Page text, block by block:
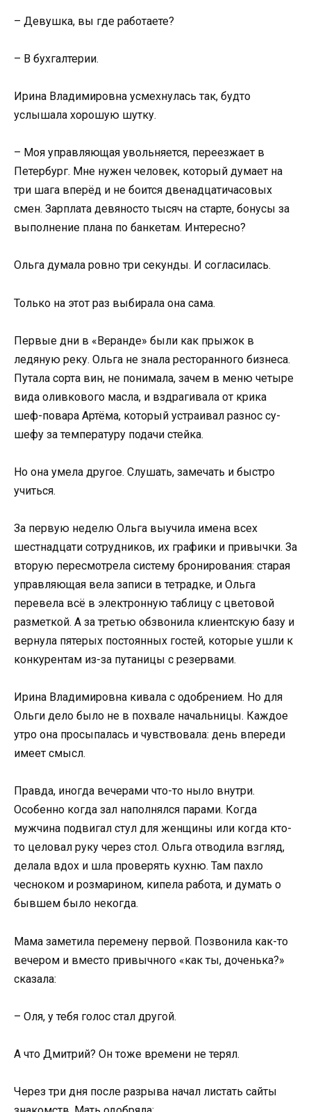
– Девушка, вы где работаете?
– В бухгалтерии.
Ирина Владимировна усмехнулась так, будто
услышала хорошую шутку.
– Моя управляющая увольняется, переезжает в
Петербург. Мне нужен человек, который думает на
три шага вперёд и не боится двенадцатичасовых
смен. Зарплата девяносто тысяч на старте, бонусы за
выполнение плана по банкетам. Интересно?
Ольга думала ровно три секунды. И согласилась.
Только на этот раз выбирала она сама.
Первые дни в «Веранде» были как прыжок в
ледяную реку. Ольга не знала ресторанного бизнеса.
Путала сорта вин, не понимала, зачем в меню четыре
вида оливкового масла, и вздрагивала от крика
шеф-повара Артёма, который устраивал разнос су-
шефу за температуру подачи стейка.
Но она умела другое. Слушать, замечать и быстро
учиться.
За первую неделю Ольга выучила имена всех
шестнадцати сотрудников, их графики и привычки. За
вторую пересмотрела систему бронирования: старая
управляющая вела записи в тетрадке, и Ольга
перевела всё в электронную таблицу с цветовой
разметкой. А за третью обзвонила клиентскую базу и
вернула пятерых постоянных гостей, которые ушли к
конкурентам из-за путаницы с резервами.
Ирина Владимировна кивала с одобрением. Но для
Ольги дело было не в похвале начальницы. Каждое
утро она просыпалась и чувствовала: день впереди
имеет смысл.
Правда, иногда вечерами что-то ныло внутри.
Особенно когда зал наполнялся парами. Когда
мужчина подвигал стул для женщины или когда кто-
то целовал руку через стол. Ольга отводила взгляд,
делала вдох и шла проверять кухню. Там пахло
чесноком и розмарином, кипела работа, и думать о
бывшем было некогда.
Мама заметила перемену первой. Позвонила как-то
вечером и вместо привычного «как ты, доченька?»
сказала:
– Оля, у тебя голос стал другой.
А что Дмитрий? Он тоже времени не терял.
Через три дня после разрыва начал листать сайты